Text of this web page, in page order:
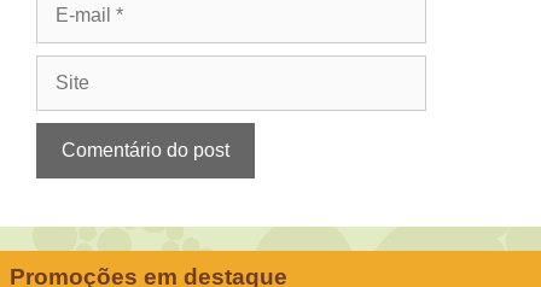
Promoções em destaque